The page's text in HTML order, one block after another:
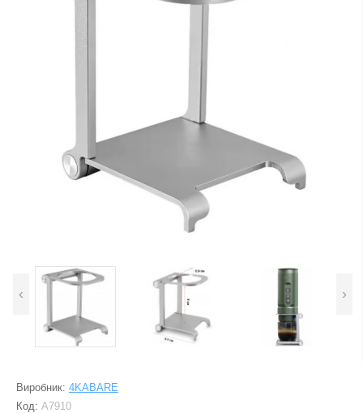
‹ ›
Виробник: 4KABARE
Код: A7910